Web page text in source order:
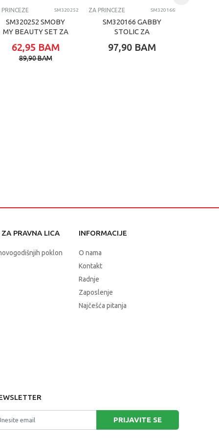
SM320252
SM320252 SMOBY
MY BEAUTY SET ZA
62,95 BAM
89,90BAM
ZA PRINCEZE SM320166
SM320166 GABBY
STOLIC ZA
97,90 BAM
PRAVNA LICA
poklon
INFORMACIJE
O nama
Kontakt
Radnje
Zaposlenje
Najčešća pitanja
PRIJAVITE SE